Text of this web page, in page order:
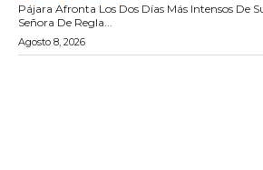
Pájara Afronta Los Dos Días Más Intensos De
Señora De Regla...
Agosto 8, 2026